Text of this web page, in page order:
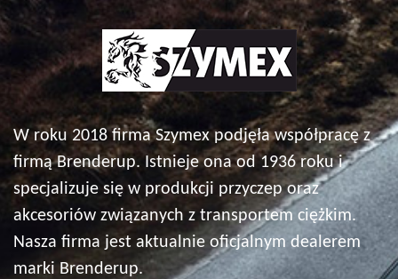
W roku 2018 firma Szymex podjęła współpracę z
firmą Brenderup. Istnieje ona od 1936 roku i
specjalizuje się w produkcji przyczep oraz
akcesoriów związanych z transportem ciężkim.
Nasza firma jest aktualnie oficjalnym dealerem
marki Brenderup.